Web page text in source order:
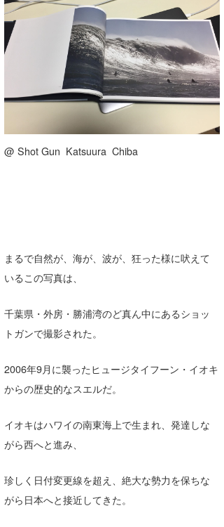
@ Shot Gun Katsuura Chiba
まるで自然が、海が、波が、狂った様に吠えて
いるこの写真は、
千葉県・外房・勝浦湾のど真ん中にあるショッ
トガンで撮影された。
2006年9月に襲ったヒュージタイフーン・イオキ
からの歴史的なスエルだ。
イオキはハワイの南東海上で生まれ、発達しな
がら西へと進み、
珍しく日付変更線を超え、絶大な勢力を保ちな
がら日本へと接近してきた。
Naoya Kimoto
mitsuteru Kamio
Yasunari Inoue
Yoshiyuki Obata
arukasvision
DELTA FORCE SURF
メディア
SURFMEDIA
Colors MAGAZINE
WAVAL
波伝説アンバサダー/プロライダー
福島寿実子
中浦“JET”章
進士剛光
波伝説スタッフ
☆加藤
Aichan
KOBU
MIN
OYZ
Soulman
波伝説